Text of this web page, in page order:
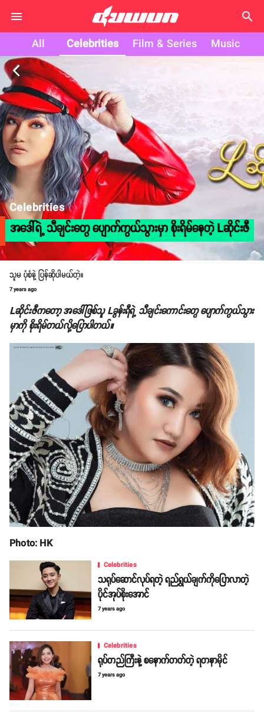
search
All Celebrities Film & Series Music
arrow_back_ios
Celebrities
အဒေါ်ရဲ့ သီချင်းတွေ ပျောက်ကွယ်သွားမှာ စိုးရိမ်နေတဲ့ Lဆိုင်းဇီ
သူမ ပုံစံနဲ့ ပြန်ဆိုပါမယ်တဲ့။
7 years ago
Lဆိုင်းဇီကတော့ အဒေါ်ဖြစ်သူ Lခွန်းရီရဲ့ သီချင်းကောင်းတွေ ပျောက်ကွယ်သွား
မှာကို စိုးရိမ်တယ်လို့ပြောပါတယ်။
Photo: HK
Celebrities
သရုပ်ဆောင်လုပ်ရတဲ့ ရည်ရွယ်ချက်ကိုပြောလာတဲ့
ပိုင်အုပ်စိုးအောင်
7 years ago
Celebrities
ရုပ်တည်ကြီးနဲ့ စနောက်တတ်တဲ့ ရတနာမိုင်
7 years ago